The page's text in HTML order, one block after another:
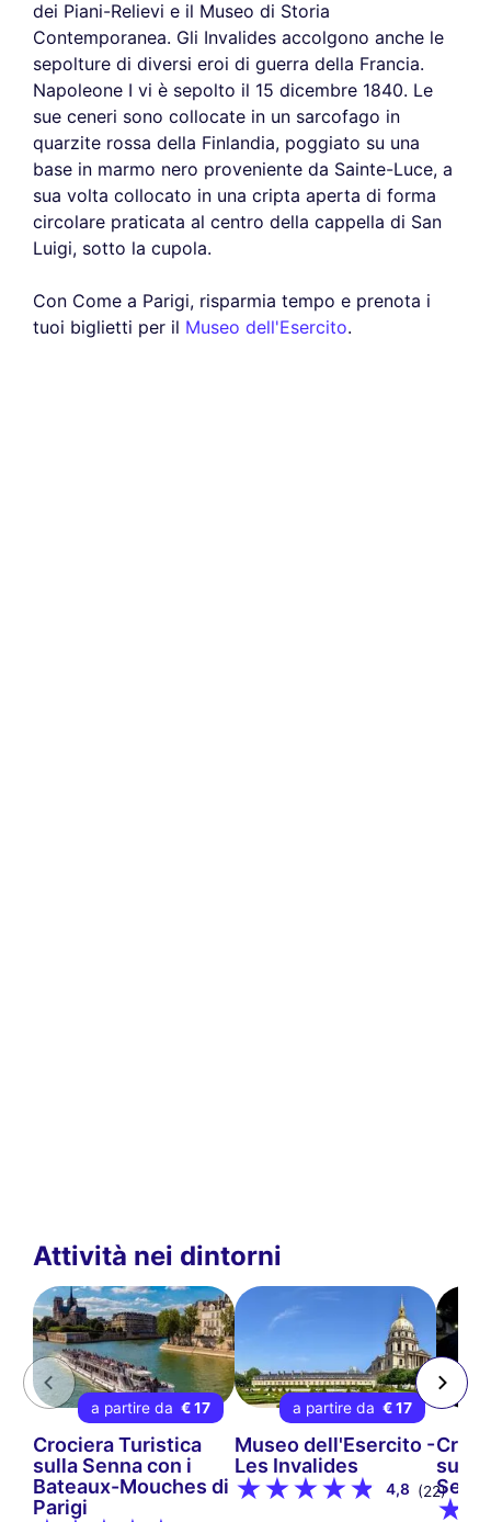
dei Piani-Relievi e il Museo di Storia
Contemporanea. Gli Invalides accolgono anche le
sepolture di diversi eroi di guerra della Francia.
Napoleone I vi è sepolto il 15 dicembre 1840. Le
sue ceneri sono collocate in un sarcofago in
quarzite rossa della Finlandia, poggiato su una
base in marmo nero proveniente da Sainte-Luce, a
sua volta collocato in una cripta aperta di forma
circolare praticata al centro della cappella di San
Luigi, sotto la cupola.
Con Come a Parigi, risparmia tempo e prenota i
tuoi biglietti per il Museo dell'Esercito.
Attività nei dintorni
a partire da € 17
Crociera Turistica
sulla Senna con i
Bateaux-Mouches di
Parigi
a partire da € 17
Museo dell'Esercito -
Les Invalides
4,8 (22)
sulla